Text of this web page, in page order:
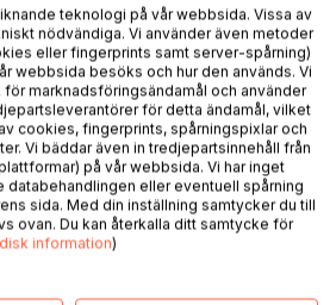
teknologi på vår webbsida. Vissa av
nödvändiga. Vi använder även metoder
eller fingerprints samt server-spårning)
webbsida besöks och hur den används. Vi
marknadsföringsändamål och använder
för detta ändamål, vilket
cookies, fingerprints, spårningspixlar och
Vi bäddar även in tredjepartsinnehåll från
på vår webbsida. Vi har inget
databehandlingen eller eventuell spårning
sida. Med din inställning samtycker du till
ovan. Du kan återkalla ditt samtycke för
information)